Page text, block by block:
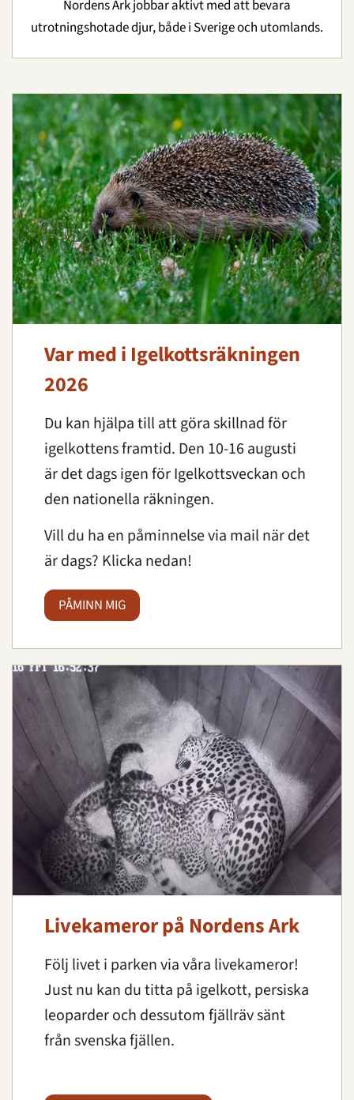
Nordens Ark jobbar aktivt med att bevara
utrotningshotade djur, både i Sverige och utomlands.
Var med i Igelkottsräkningen
2026
Du kan hjälpa till att göra skillnad för
igelkottens framtid. Den 10-16 augusti
är det dags igen för Igelkottsveckan och
den nationella räkningen.
Vill du ha en påminnelse via mail när det
är dags? Klicka nedan!
PÅMINN MIG
Livekameror på Nordens Ark
Följ livet i parken via våra livekameror!
Just nu kan du titta på igelkott, persiska
leoparder och dessutom fjällräv sänt
från svenska fjällen.